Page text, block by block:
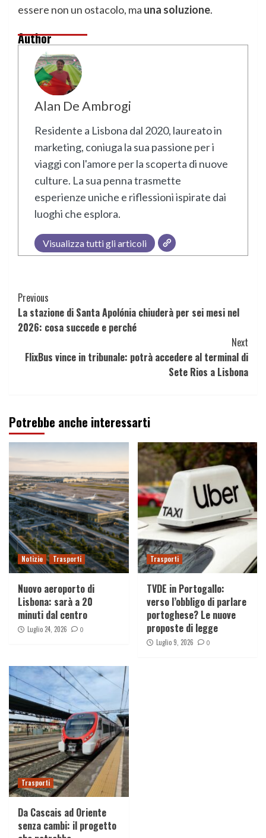
essere non un ostacolo, ma una soluzione.
Author
Alan De Ambrogi
Residente a Lisbona dal 2020, laureato in
marketing, coniuga la sua passione per i
viaggi con l'amore per la scoperta di nuove
culture. La sua penna trasmette
esperienze uniche e riflessioni ispirate dai
luoghi che esplora.
Visualizza tutti gli articoli
Continue
Reading
Previous
La stazione di Santa Apolónia chiuderà per sei mesi nel
2026: cosa succede e perché
Next
FlixBus vince in tribunale: potrà accedere al terminal di
Sete Rios a Lisbona
Potrebbe anche interessarti
Notizie Trasporti
Nuovo aeroporto di
Lisbona: sarà a 20
minuti dal centro
Luglio 24, 2026 0
Trasporti
TVDE in Portogallo:
verso l’obbligo di parlare
portoghese? Le nuove
proposte di legge
Luglio 9, 2026 0
Trasporti
Da Cascais ad Oriente
senza cambi: il progetto